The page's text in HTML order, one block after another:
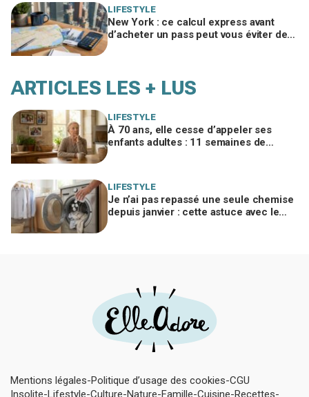
LIFESTYLE
New York : ce calcul express avant
d’acheter un pass peut vous éviter de
ARTICLES LES + LUS
LIFESTYLE
À 70 ans, elle cesse d’appeler ses
enfants adultes : 11 semaines de
LIFESTYLE
Je n’ai pas repassé une seule chemise
depuis janvier : cette astuce avec le
Mentions légales Politique d’usage des cookies CGU
Insolite Lifestyle Culture Nature Famille Cuisine Recettes